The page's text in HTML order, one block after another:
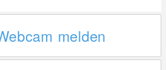
melden